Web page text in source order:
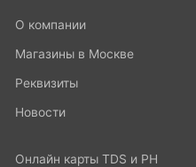
О компании
Магазины в Москве
Реквизиты
Новости
Онлайн карты TDS и PH